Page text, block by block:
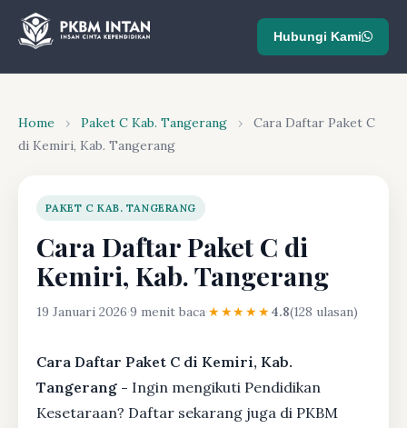
Hubungi Kami
Home › Paket C Kab. Tangerang ›
Cara Daftar Paket C
di Kemiri, Kab. Tangerang
PAKET C KAB. TANGERANG
Cara Daftar Paket C di
Kemiri, Kab. Tangerang
19 Januari 2026·9 menit baca·★★★★★4.8(128 ulasan)
Cara Daftar Paket C di Kemiri, Kab.
Tangerang - Ingin mengikuti Pendidikan
Kesetaraan? Daftar sekarang juga di PKBM